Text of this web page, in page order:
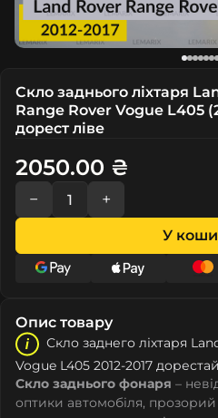
Скло заднього ліхтаря
Range Rover Vogue L405
дорест ліве
2050.00 ₴
− +
У
Опис товару
Скло заднего ліхтаря
Vogue L405 2012-2017
Скло заднього фонаря –
оптики автомобіля, прозорий